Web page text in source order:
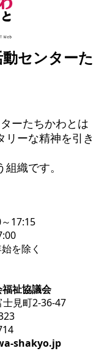
センターた
ーたちかわとは
リーな精神を引き
織です。
17:15
を除く
祉協議会
見町2-36-47
shakyo.jp